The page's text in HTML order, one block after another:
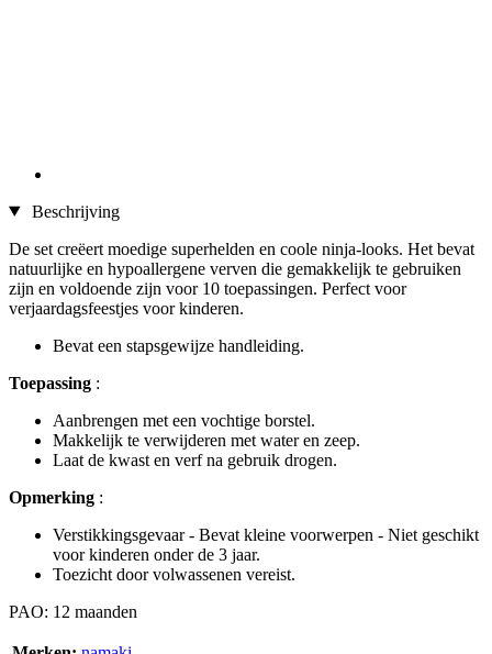
Beschrijving
De set creëert moedige superhelden en coole ninja-looks. Het bevat
natuurlijke en hypoallergene verven die gemakkelijk te gebruiken
zijn en voldoende zijn voor 10 toepassingen. Perfect voor
verjaardagsfeestjes voor kinderen.
Bevat een stapsgewijze handleiding.
Toepassing :
Aanbrengen met een vochtige borstel.
Makkelijk te verwijderen met water en zeep.
Laat de kwast en verf na gebruik drogen.
Opmerking :
Verstikkingsgevaar - Bevat kleine voorwerpen - Niet geschikt
voor kinderen onder de 3 jaar.
Toezicht door volwassenen vereist.
PAO: 12 maanden